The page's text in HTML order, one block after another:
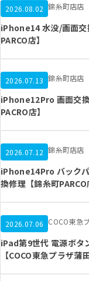
2026.08.02 錦糸町店店
iPhone14 水没/画面交
PARCO店】
2026.07.13 錦糸町店店
iPhone12Pro 画面交
PACRO店】
2026.07.12 錦糸町店店
iPhone14Pro バック
換修理【錦糸町PARCO
2026.07.06 COCO東急
iPad第9世代 電源ボタ
【COCO東急プラザ蒲